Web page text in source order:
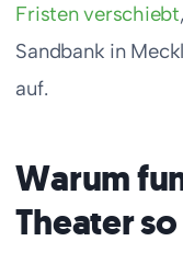
Fristen verschiebt
Sandbank in
auf.
Warum
Theater